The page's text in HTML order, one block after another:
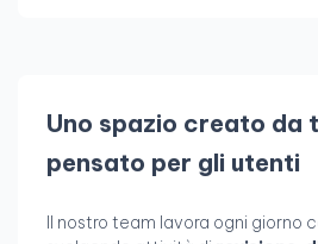
Uno spazio creato da
pensato per gli utenti
Il nostro team lavora ogni giorno